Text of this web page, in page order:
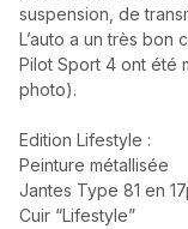
suspension, de
L’auto a un très bon
Pilot Sport 4 ont été
photo).
Edition Lifestyle :
Peinture métallisée
Jantes Type 81 en
Cuir “Lifestyle”